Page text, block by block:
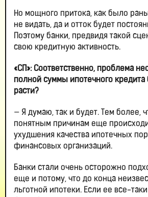
Но мощного притока, как было
не видать, да и отток будет
Поэтому банки, предвидя такой
свою кредитную активность.
«СП»: Соответственно, проблема
полной суммы ипотечного кредита
расти?
— Я думаю, так и будет. Тем более,
понятным причинам еще
ухудшения качества ипотечных
финансовых организаций.
Банки стали очень осторожно
еще и потому, что до конца
льготной ипотеки. Если ее все-